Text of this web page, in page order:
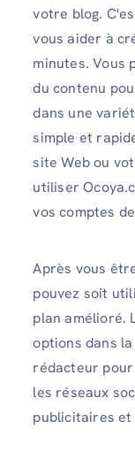
votre blog.
vous aider à
minutes. Vous
du contenu
dans une
simple et
site Web ou
utiliser
vos comptes
Après vous
pouvez soit
plan amélioré.
options dans
rédacteur
les réseaux
publicitaires et